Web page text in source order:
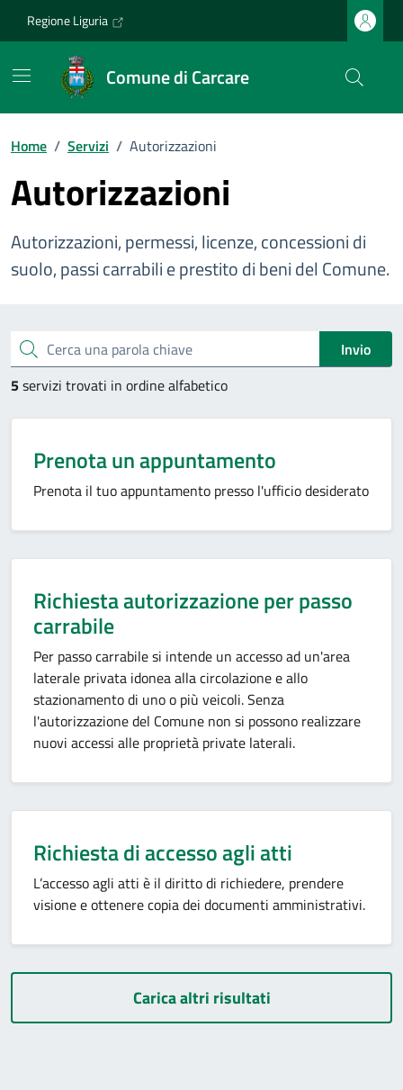
Regione Liguria
Comune di Carcare
Home / Servizi / Autorizzazioni
Autorizzazioni
Autorizzazioni, permessi, licenze, concessioni di
suolo, passi carrabili e prestito di beni del Comune.
Cerca una parola chiave
Invio
5servizi trovati in ordine alfabetico
Prenota un appuntamento
Prenota il tuo appuntamento presso l'ufficio desiderato
Richiesta autorizzazione per passo
carrabile
Per passo carrabile si intende un accesso ad un'area
laterale privata idonea alla circolazione e allo
stazionamento di uno o più veicoli. Senza
l'autorizzazione del Comune non si possono realizzare
nuovi accessi alle proprietà private laterali.
Richiesta di accesso agli atti
L’accesso agli atti è il diritto di richiedere, prendere
visione e ottenere copia dei documenti amministrativi.
Carica altri risultati